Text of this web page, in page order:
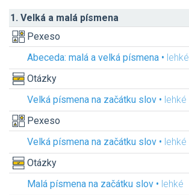
1. Velká a malá písmena
Pexeso
Abeceda: malá a velká písmena • lehké
Otázky
Velká písmena na začátku slov • lehké
Pexeso
Velká písmena na začátku slov • lehké
Otázky
Malá písmena na začátku slov • lehké